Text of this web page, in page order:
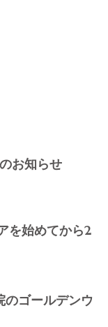
お知らせ
を始めてから2
ゴールデンウ